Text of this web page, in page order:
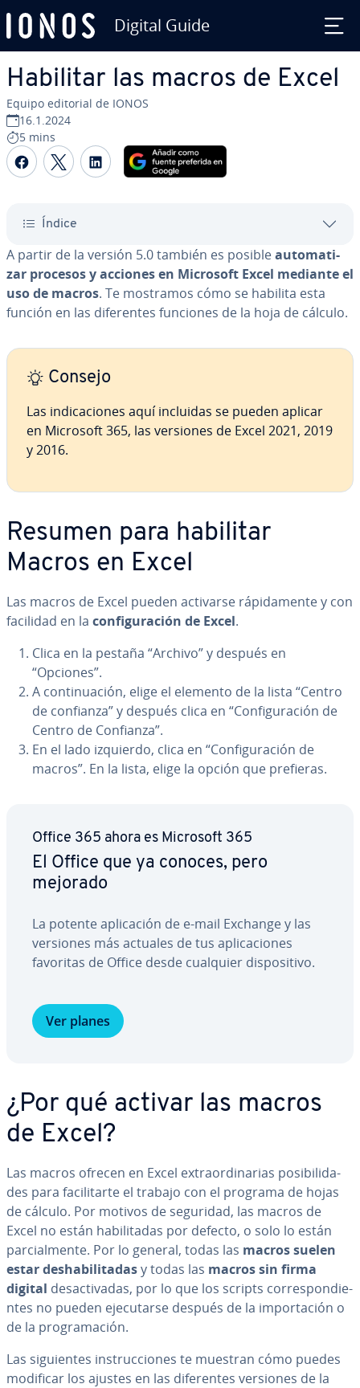
Digital Guide
Habilitar las macros de Excel
Equipo editorial de IONOS
16.1.2024
5 mins
Compartir Facebook
Compartir Twitter
Compartir LinkedIn
Índice
A partir de la versión 5.0 también es posibleau­to­ma­ti­
zar procesos y acciones en Microsoft Excel mediante el
uso de macros. Te mostramos cómo se habilita esta
función en las di­fe­re­n­tes funciones de la hoja de cálculo.
Consejo
Las in­di­ca­cio­nes aquí incluidas se pueden aplicar
en Microsoft 365, las versiones de Excel 2021, 2019
y 2016.
Resumen para habilitar
Macros en Excel
Las macros de Excel pueden activarse rá­pi­da­me­n­te y con
facilidad en la co­n­fi­gu­ra­ción de Excel.
Clica en la pestaña “Archivo” y después en
“Opciones”.
A co­n­ti­nua­ción, elige el elemento de la lista “Centro
de confianza” y después clica en “Co­n­fi­gu­ra­ción de
Centro de Confianza”.
En el lado izquierdo, clica en “Co­n­fi­gu­ra­ción de
macros”. En la lista, elige la opción que prefieras.
Office 365 ahora es Microsoft 365
El Office que ya conoces, pero
mejorado
La potente apli­ca­ción de e-mail Exchange y las
versiones más actuales de tus apli­ca­cio­nes
favoritas de Office desde cualquier di­s­po­si­ti­vo.
Ver planes
¿Por qué activar las macros
de Excel?
Las macros ofrecen en Excel ex­trao­r­di­na­rias po­si­bi­li­da­
des para fa­ci­li­tar­te el trabajo con el programa de hojas
de cálculo. Por motivos de seguridad, las macros de
Excel no están ha­bi­li­ta­das por defecto, o solo lo están
pa­r­cia­l­me­n­te. Por lo general, todas las macros suelen
estar des­ha­bi­li­ta­dasy todas las macros sin firma
digital des­ac­ti­va­das, por lo que los scripts co­rre­s­po­n­die­
n­tes no pueden eje­cu­tar­se después de la im­po­r­ta­ción o
de la pro­gra­ma­ción.
Las si­guie­n­tes in­s­tru­c­cio­nes te muestran cómo puedes
modificar los ajustes en las di­fe­re­n­tes versiones de la